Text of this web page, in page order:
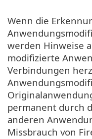
Wenn die
werden Hinweise
modifizierte
Verbindungen
permanent durch
anderen
Missbrauch von